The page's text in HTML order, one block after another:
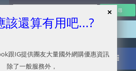
該還算有用吧...?
跟IG提供團友大量國外網購優惠資訊
除了一般服務外，